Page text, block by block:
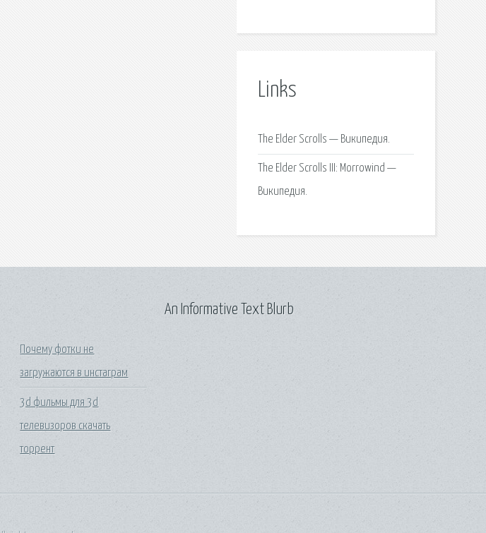
Links
The Elder Scrolls — Википедия.
The Elder Scrolls III: Morrowind —
Википедия.
Почему фотки не
загружаются в инстаграм
3d фильмы для 3d
телевизоров скачать
торрент
An Informative Text Blurb